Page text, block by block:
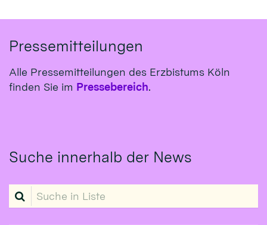
Pressemitteilungen
Alle Pressemitteilungen des Erzbistums Köln
finden Sie im Pressebereich.
Suche innerhalb der News
Suche in Liste